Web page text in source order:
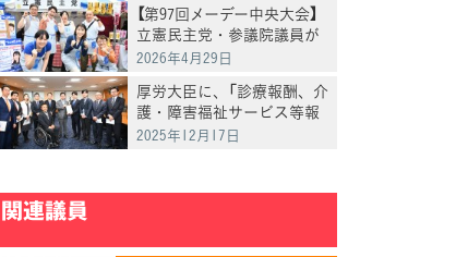
【第97回メーデー中央大会】
立憲民主党・参議院議員が
訴える「働く人が報われる社
2026年4月29日
厚労大臣に、「診療報酬、介
護・障害福祉サービス等報
酬の引き上げを求める要請」
2025年12月17日
関連議員